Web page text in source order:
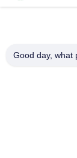
Good day, what